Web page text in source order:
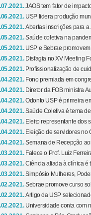
JAOS tem fator de
USP lidera produção
Abertas inscrições para
Saúde coletiva na
USP e Sebrae
Disfagia no XV Meeting
Profissionalização de
Fono premiada em
Diretor da FOB ministra
Odonto USP é primeira
Saúde Coletiva é tema
Eleito representante dos
Eleição de servidores no
Semana de Recepção
Falece o Prof. Luiz
Ciência aliada à clínica é
Simpósio Mulheres,
Sebrae promove curso
Artigo da USP
Universidade conta com